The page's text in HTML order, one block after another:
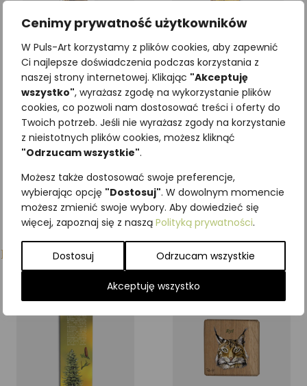
Cenimy prywatność użytkowników
W Puls-Art korzystamy z plików cookies, aby zapewnić
Ci najlepsze doświadczenia podczas korzystania z
naszej strony internetowej. Klikając "Akceptuję
wszystko", wyrażasz zgodę na wykorzystanie plików
cookies, co pozwoli nam dostosować treści i oferty do
Twoich potrzeb. Jeśli nie wyrażasz zgody na korzystanie
z nieistotnych plików cookies, możesz kliknąć
"Odrzucam wszystkie".
Możesz także dostosować swoje preferencje,
wybierając opcję "Dostosuj". W dowolnym momencie
możesz zmienić swoje wybory. Aby dowiedzieć się
więcej, zapoznaj się z naszą Polityką prywatności.
Dostosuj Odrzucam wszystkie
Akceptuję wszystko
Zakładka edukacyjna
DZIKI
3,69zł z VAT
Dodaj do koszyka
Zakładka przestrzenna
RYŚ
4,92zł z VAT
Dodaj do koszyka
Podobne produkty